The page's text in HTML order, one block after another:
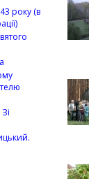
року (в
Зі